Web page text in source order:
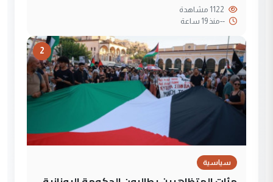
--منذ 19 ساعة
2
سياسية